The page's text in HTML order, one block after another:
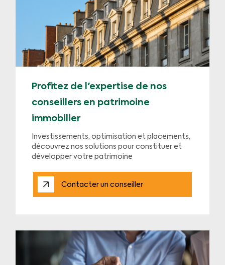
Profitez de l'expertise de nos
conseillers en patrimoine
immobilier
Investissements, optimisation et placements,
découvrez nos solutions pour constituer et
développer votre patrimoine
Contacter un conseiller